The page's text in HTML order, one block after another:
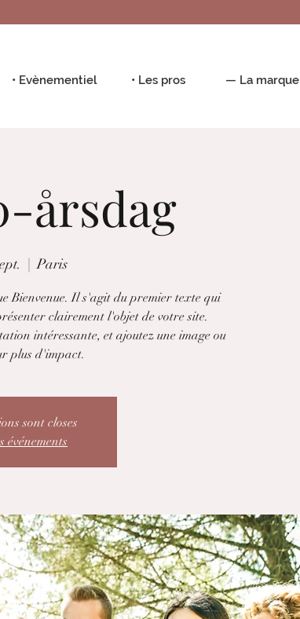
• Evènementiel • Les pros — La marque
årsdag
  |
Paris
Bienvenue. Il s'agit du premier texte qui
clairement l'objet de votre site.
intéressante, et ajoutez une image ou
plus d'impact.
sont closes
événements